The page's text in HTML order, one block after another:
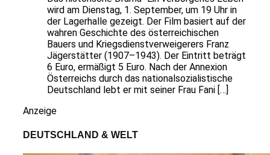
wird am Dienstag, 1. September, um 19 Uhr in
der Lagerhalle gezeigt. Der Film basiert auf der
wahren Geschichte des österreichischen
Bauers und Kriegsdienstverweigerers Franz
Jägerstätter (1907–1943). Der Eintritt beträgt
6 Euro, ermäßigt 5 Euro. Nach der Annexion
Österreichs durch das nationalsozialistische
Deutschland lebt er mit seiner Frau Fani […]
Anzeige
DEUTSCHLAND & WELT